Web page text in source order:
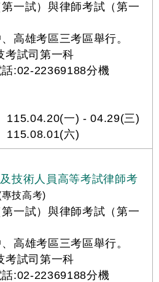
一試）與律師考試（第一
高雄考區三考區舉行。
考試司第一科
:02-22369188分機
115.04.20(一) - 04.29(三)
115.08.01(六)
技術人員高等考試律師考
專技高考)
一試）與律師考試（第一
高雄考區三考區舉行。
考試司第一科
:02-22369188分機